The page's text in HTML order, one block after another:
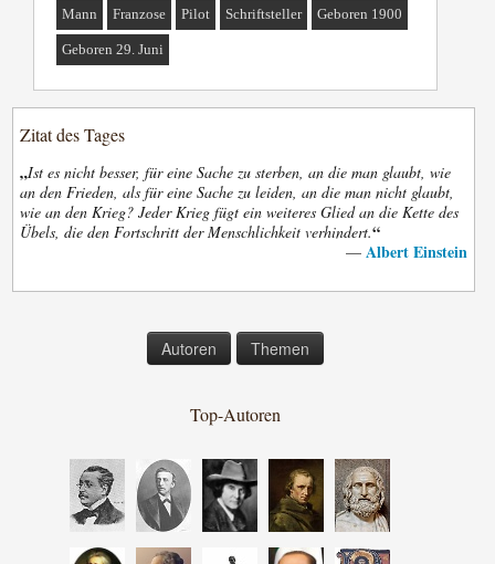
Mann Franzose Pilot Schriftsteller Geboren 1900
Geboren 29. Juni
Zitat des Tages
„Ist es nicht besser, für eine Sache zu sterben, an die man glaubt, wie
an den Frieden, als für eine Sache zu leiden, an die man nicht glaubt,
wie an den Krieg? Jeder Krieg fügt ein weiteres Glied an die Kette des
Übels, die den Fortschritt der Menschlichkeit verhindert.“
— Albert Einstein
Autoren Themen
Top-Autoren